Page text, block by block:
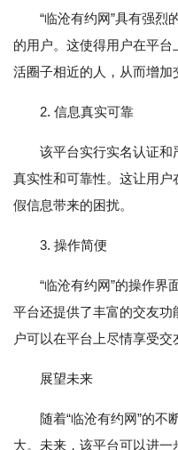
“临沧有约网”具有强烈
的用户。这使得用户在平
活圈子相近的人，从而增加
2. 信息真实可靠
该平台实行实名认证和
真实性和可靠性。这让用
假信息带来的困扰。
3. 操作简便
“临沧有约网”的操作界
平台还提供了丰富的交友
户可以在平台上尽情享受交
展望未来
随着“临沧有约网”的不
大。未来，该平台可以进